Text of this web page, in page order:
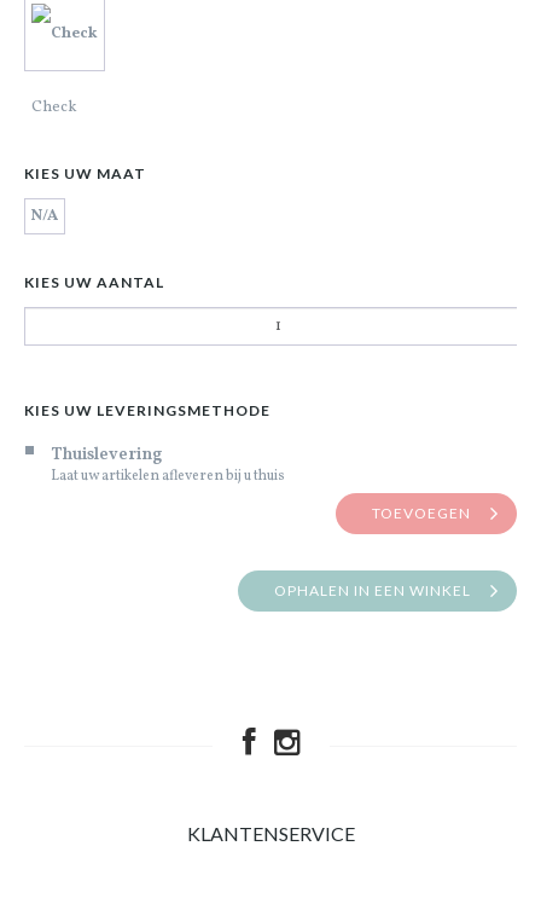
Check
KIES UW MAAT
N/A
KIES UW AANTAL
KIES UW LEVERINGSMETHODE
Thuislevering
Laat uw artikelen afleveren bij u thuis
TOEVOEGEN
OPHALEN IN EEN WINKEL
KLANTENSERVICE